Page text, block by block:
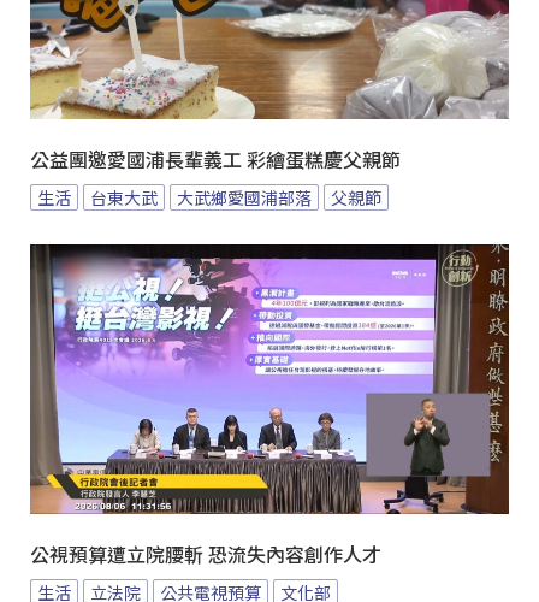
公益團邀愛國浦長輩義工 彩繪蛋糕慶父親節
生活 台東大武 大武鄉愛國浦部落 父親節
公視預算遭立院腰斬 恐流失內容創作人才
生活 立法院 公共電視預算 文化部